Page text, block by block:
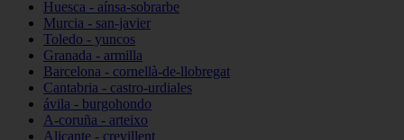
Huesca - aínsa-sobrarbe
Murcia - san-javier
Toledo - yuncos
Granada - armilla
Barcelona - cornellà-de-llobregat
Cantabria - castro-urdiales
ávila - burgohondo
A-coruña - arteixo
Alicante - crevillent